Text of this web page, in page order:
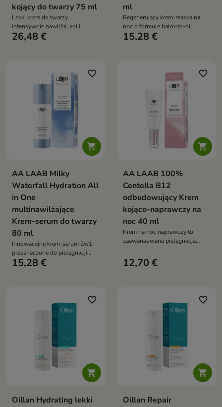
kojący do twarzy 75 ml
Lekki krem do twarzy
intensywnie nawilża, koi i
wspiera regenerację skóry
kwasem hialuronowym,
niacynamidem i hydrolizowanym
kolagenem wzmacnia barierę
hydrolipidową i pozostawia
satynowe wykończenie
26,48 €
ml
Regenerujący krem-maska na
noc o formule balm-to-oil,
przeznaczony do pielęgnacji
15,28 €

favorite_border
AA LAAB Milky
Waterfall Hydration All
in One
multinawilżające
Krem-serum do twarzy
80 ml
Innowacyjne krem-serum 2w1
przeznaczone do pielęgnacji
skóry odwodnionej, szorstkiej i
15,28 €

favorite_border
AA LAAB 100%
Centella B12
odbudowujący Krem
kojąco-naprawczy na
noc 40 ml
Krem na noc naprawczy to
zaawansowana pielęgnacja
do skóry z uszkodzoną barierą
hydrolipidową, odwodnionej,
regenerację, wygładzenie oraz
redukcję oznak starzenia,
12,70 €

favorite_border
Oillan Hydrating lekki

favorite_border
Oillan Repair